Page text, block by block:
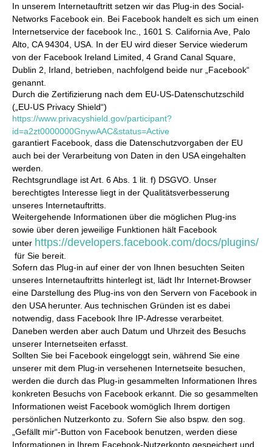
In unserem Internetauftritt setzen wir das Plug-in des Social-
Networks Facebook ein. Bei Facebook handelt es sich um einen
Internetservice der facebook Inc., 1601 S. California Ave, Palo
Alto, CA 94304, USA. In der EU wird dieser Service wiederum
von der Facebook Ireland Limited, 4 Grand Canal Square,
Dublin 2, Irland, betrieben, nachfolgend beide nur „Facebook“
genannt.
Durch die Zertifizierung nach dem EU-US-Datenschutzschild
(„EU-US Privacy Shield“)
https://www.privacyshield.gov/participant?
id=a2zt0000000GnywAAC&status=Active
garantiert Facebook, dass die Datenschutzvorgaben der EU
auch bei der Verarbeitung von Daten in den USA eingehalten
werden.
Rechtsgrundlage ist Art. 6 Abs. 1 lit. f) DSGVO. Unser
berechtigtes Interesse liegt in der Qualitätsverbesserung
unseres Internetauftritts.
Weitergehende Informationen über die möglichen Plug-ins
sowie über deren jeweilige Funktionen hält Facebook
unter https://developers.facebook.com/docs/plugins/
für Sie bereit.
Sofern das Plug-in auf einer der von Ihnen besuchten Seiten
unseres Internetauftritts hinterlegt ist, lädt Ihr Internet-Browser
eine Darstellung des Plug-ins von den Servern von Facebook in
den USA herunter. Aus technischen Gründen ist es dabei
notwendig, dass Facebook Ihre IP-Adresse verarbeitet.
Daneben werden aber auch Datum und Uhrzeit des Besuchs
unserer Internetseiten erfasst.
Sollten Sie bei Facebook eingeloggt sein, während Sie eine
unserer mit dem Plug-in versehenen Internetseite besuchen,
werden die durch das Plug-in gesammelten Informationen Ihres
konkreten Besuchs von Facebook erkannt. Die so gesammelten
Informationen weist Facebook womöglich Ihrem dortigen
persönlichen Nutzerkonto zu. Sofern Sie also bspw. den sog.
„Gefällt mir“-Button von Facebook benutzen, werden diese
Informationen in Ihrem Facebook-Nutzerkonto gespeichert und